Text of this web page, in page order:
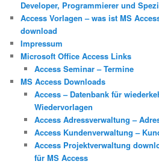
Developer, Programmierer und
Access Vorlagen – was ist MS
download
Impressum
Microsoft Office Access Links
Access Seminar – Termine
MS Access Downloads
Access – Datenbank für
Wiedervorlagen
Access Adressverwaltung –
Access Kundenverwaltung –
Access Projektverwaltung
für MS Access